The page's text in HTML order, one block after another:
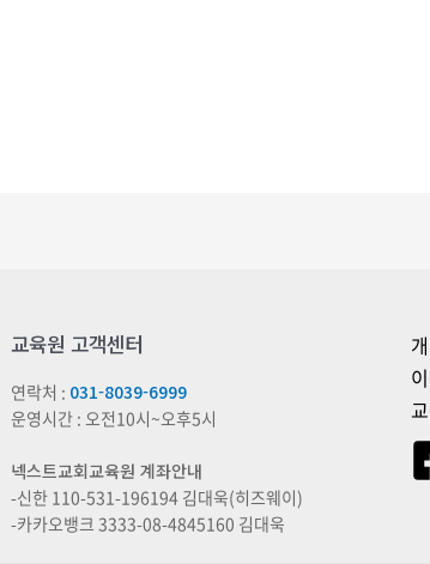
교육원 고객센터
연락처 : 031-8039-6999
운영시간 : 오전10시~오후5시
넥스트교회교육원 계좌안내
-신한 110-531-196194 김대욱(히즈웨이)
-카카오뱅크 3333-08-4845160 김대욱